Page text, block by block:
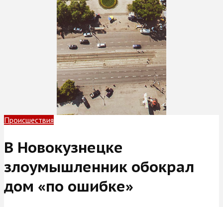
Происшествия
В Новокузнецке
злоумышленник обокрал
дом «по ошибке»